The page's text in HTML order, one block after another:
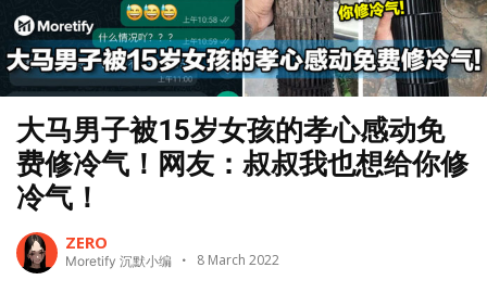
大马男子被15岁女孩的孝心感动免
费修冷气！网友：叔叔我也想给你修
冷气！
ZERO
Moretify 沉默小编 8 March 2022